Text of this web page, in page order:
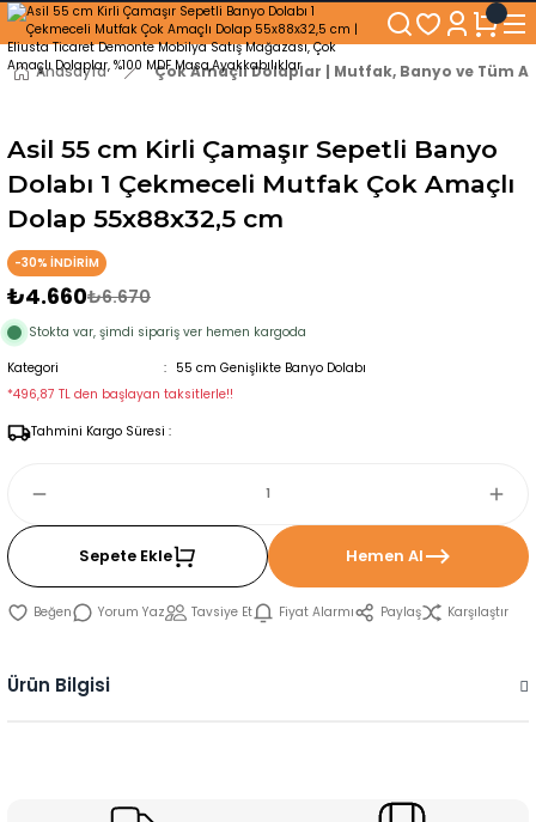
250₺ ve Üzeri Alışverişlerinizde KARGO BEDAVA!
5'er cm Aralıklarla 35 cm'den 100 cm'e kadar Genişliğe Sahip Dolaplar
% 100 Mdf Tekerlekli Masa ile Uzun Ömürlü ve Kolay Kullanım Konforu
Kaliteli hizmet, güvenli alışveriş ve satış sonrası destek
Anasayfa Çok Amaçlı Dolaplar | Mutfak, Banyo ve Tüm
Asil 55 cm Kirli Çamaşır Sepetli Banyo
Dolabı 1 Çekmeceli Mutfak Çok Amaçlı
Dolap 55x88x32,5 cm
-30% İNDİRİM
₺4.660₺6.670
Stokta var, şimdi sipariş ver hemen kargoda
Kategori
55 cm Genişlikte Banyo Dolabı
*496,87 TL den başlayan taksitlerle!!
Tahmini Kargo Süresi :
Sepete Ekle Hemen Al
Yorum Yaz Tavsiye Et Fiyat Alarmı Paylaş Karşılaştır
Ürün Bilgisi